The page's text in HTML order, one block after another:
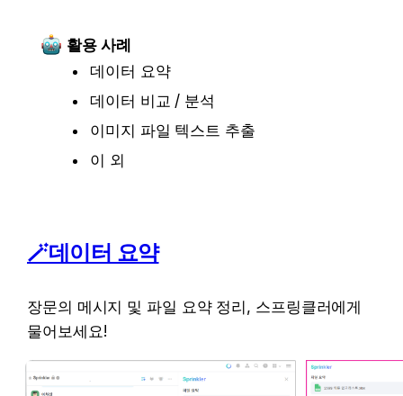
활용 사례
데이터 요약
데이터 비교 / 분석
이미지 파일 텍스트 추출
이 외
🪄데이터 요약
장문의 메시지 및 파일 요약 정리, 스프링클러에게
물어보세요!